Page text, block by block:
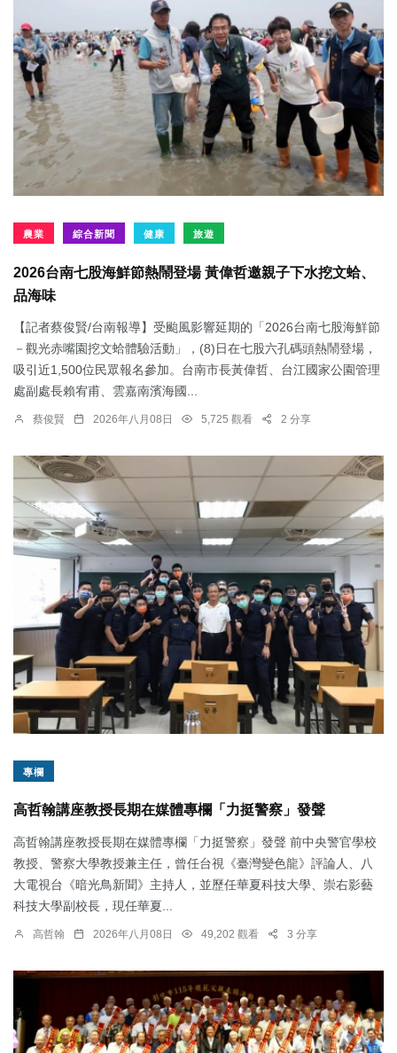
農業 綜合新聞 健康 旅遊
2026台南七股海鮮節熱鬧登場 黃偉哲邀親子下水挖文蛤、
品海味
【記者蔡俊賢/台南報導】受颱風影響延期的「2026台南七股海鮮節
－觀光赤嘴園挖文蛤體驗活動」，(8)日在七股六孔碼頭熱鬧登場，
吸引近1,500位民眾報名參加。台南市長黃偉哲、台江國家公園管理
處副處長賴宥甫、雲嘉南濱海國...
蔡俊賢 2026年八月08日 5,725 觀看 2 分享
專欄
高哲翰講座教授長期在媒體專欄「力挺警察」發聲
高哲翰講座教授長期在媒體專欄「力挺警察」發聲 前中央警官學校
教授、警察大學教授兼主任，曾任台視《臺灣變色龍》評論人、八
大電視台《暗光鳥新聞》主持人，並歷任華夏科技大學、崇右影藝
科技大學副校長，現任華夏...
高哲翰 2026年八月08日 49,202 觀看 3 分享